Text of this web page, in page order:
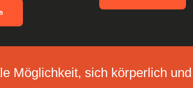
Möglichkeit, sich körperlich